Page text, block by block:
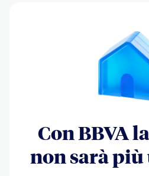
Con BBVA
non sarà più